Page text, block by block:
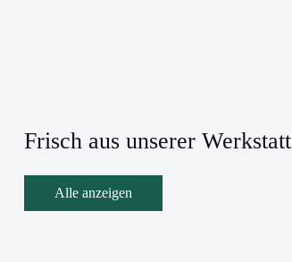
Frisch aus unserer Werkstatt
Alle anzeigen